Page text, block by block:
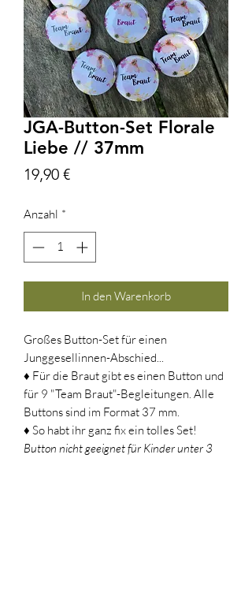
JGA-Button-Set Florale
Liebe // 37mm
19,90 €Preis
Anzahl *
In den Warenkorb
Großes Button-Set für einen
Junggesellinnen-Abschied...
♦ Für die Braut gibt es einen Button und
für 9 "Team Braut"-Begleitungen. Alle
Buttons sind im Format 37 mm.
♦ So habt ihr ganz fix ein tolles Set!
Button nicht geeignet für Kinder unter 3